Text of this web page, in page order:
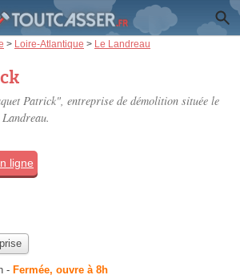
> Loire-Atlantique > Le Landreau
Patrick", entreprise de démolition située le
ligne
- Fermée, ouvre à 8h